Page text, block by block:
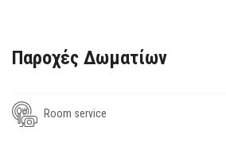
Παροχές Δωματίων
Room service